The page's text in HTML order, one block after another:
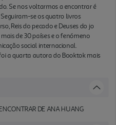
Se nos voltarmos a encontrar é
se os quatro livros
Reis do pecado e Deuses do jo
de 30 países e o fenómeno
social internacional.
a quarta autora do Booktok mais
DE ANA HUANG